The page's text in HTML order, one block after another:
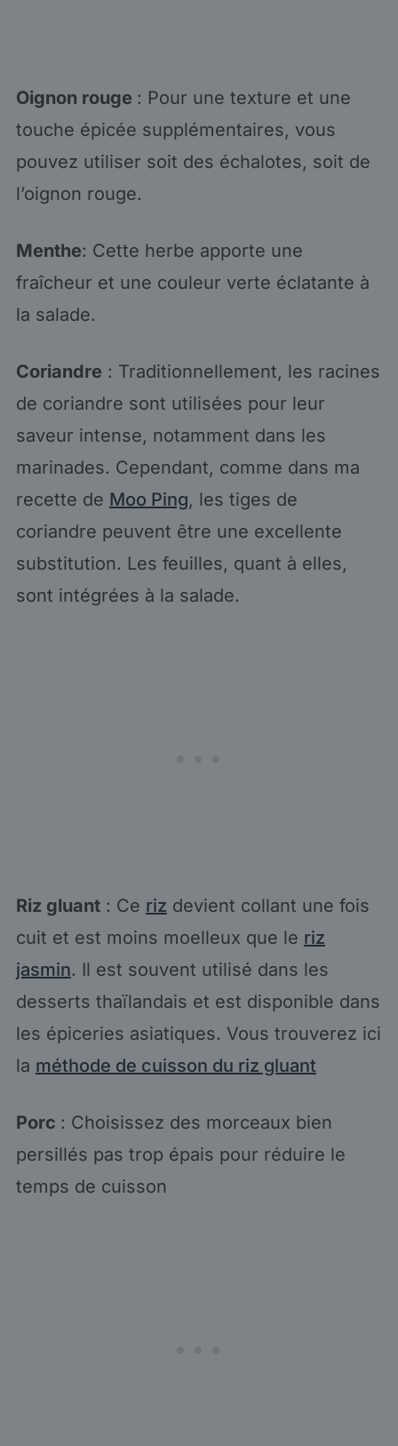
Oignon rouge : Pour une texture et une
touche épicée supplémentaires, vous
pouvez utiliser soit des échalotes, soit de
l’oignon rouge.
Menthe: Cette herbe apporte une
fraîcheur et une couleur verte éclatante à
la salade.
Coriandre : Traditionnellement, les racines
de coriandre sont utilisées pour leur
saveur intense, notamment dans les
marinades. Cependant, comme dans ma
recette de Moo Ping, les tiges de
coriandre peuvent être une excellente
substitution. Les feuilles, quant à elles,
sont intégrées à la salade.
Riz gluant: Ce riz devient collant une fois
cuit et est moins moelleux que le riz
jasmin. Il est souvent utilisé dans les
desserts thaïlandais et est disponible dans
les épiceries asiatiques. Vous trouverez ici
la méthode de cuisson du riz gluant
Porc : Choisissez des morceaux bien
persillés pas trop épais pour réduire le
temps de cuisson